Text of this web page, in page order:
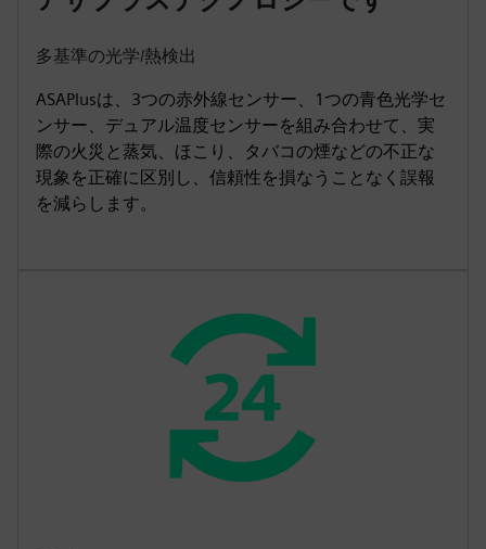
多基準の光学/熱検出
ASAPlusは、3つの赤外線センサー、1つの青色光学セ
ンサー、デュアル温度センサーを組み合わせて、実
際の火災と蒸気、ほこり、タバコの煙などの不正な
現象を正確に区別し、信頼性を損なうことなく誤報
を減らします。